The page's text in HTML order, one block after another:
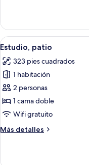
individual
Abrir
todas
las
fotos
de
Estudio,
patio
9
Estudio, patio
323 pies cuadrados
1 habitación
2 personas
1 cama doble
Wifi gratuito
Más detalles
Más